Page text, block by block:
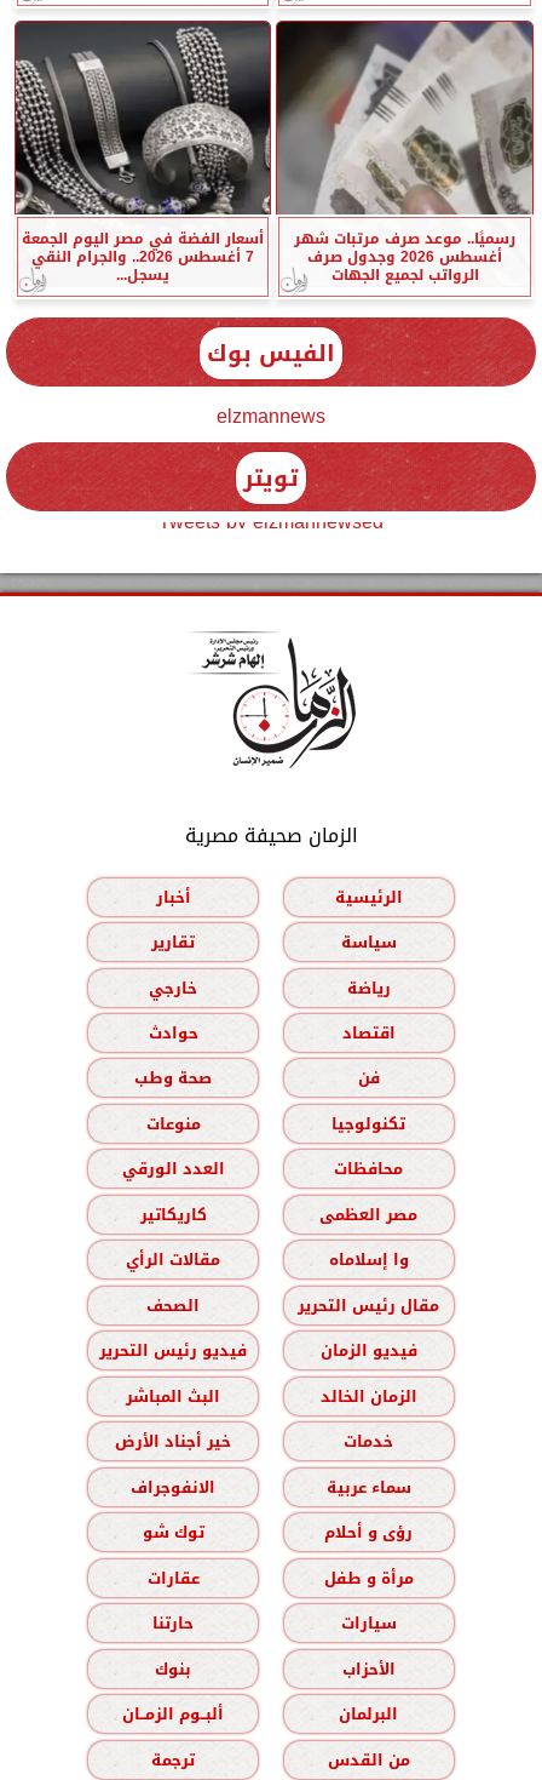
رسميًا.. موعد صرف مرتبات شهر
أغسطس 2026 وجدول صرف
الرواتب لجميع الجهات
أسعار الفضة في مصر اليوم الجمعة
7 أغسطس 2026.. والجرام النقي
يسجل...
الفيس بوك
elzmannews
تويتر
Tweets by elzmannewseg
الزمان صحيفة مصرية
الرئيسية
أخبار
سياسة
تقارير
رياضة
خارجي
اقتصاد
حوادث
فن
صحة وطب
تكنولوجيا
منوعات
محافظات
العدد الورقي
مصر العظمى
كاريكاتير
وا إسلاماه
مقالات الرأي
مقال رئيس التحرير
الصحف
فيديو الزمان
فيديو رئيس التحرير
الزمان الخالد
البث المباشر
خدمات
خير أجناد الأرض
سماء عربية
الانفوجراف
رؤى و أحلام
توك شو
مرأة و طفل
عقارات
سيارات
حارتنا
الأحزاب
بنوك
البرلمان
ألبــوم الزمــان
من القدس
ترجمة